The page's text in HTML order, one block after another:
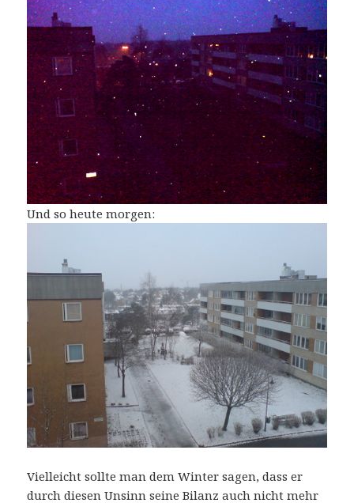
Und so heute morgen:
Vielleicht sollte man dem Winter sagen, dass er
durch diesen Unsinn seine Bilanz auch nicht mehr